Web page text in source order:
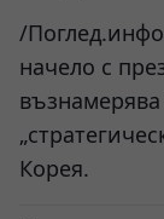
/
начело с
Корея.